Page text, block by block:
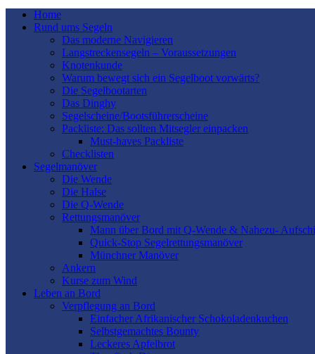
Home
Rund ums Segeln
Das moderne Navigieren
Langstreckensegeln – Voraussetzungen
Knotenkunde
Warum bewegt sich ein Segelboot vorwärts?
Die Segelbootarten
Das Dinghy
Segelscheine/Bootsführerscheine
Packliste: Das sollten Mitsegler einpacken
Must-haves Packliste
Checklisten
Segelmanöver
Die Wende
Die Halse
Die Q-Wende
Rettungsmanöver
Mann über Bord mit Q-Wende & Nahezu-
Quick-Stop Segelrettungsmanöver
Münchner Manöver
Ankern
Kurse zum Wind
Leben an Bord
Verpflegung an Bord
Einfacher Afrikanischer Schokoladenkuchen
Selbstgemachtes Bounty
Leckeres Apfelbrot